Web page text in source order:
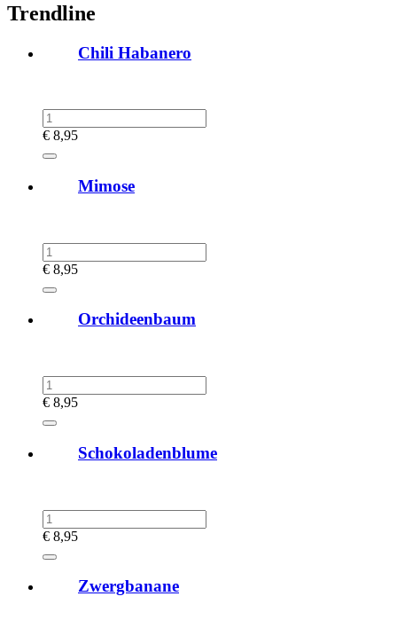
Trendline
Chili Habanero
€ 8,95
Mimose
€ 8,95
Orchideenbaum
€ 8,95
Schokoladenblume
€ 8,95
Zwergbanane